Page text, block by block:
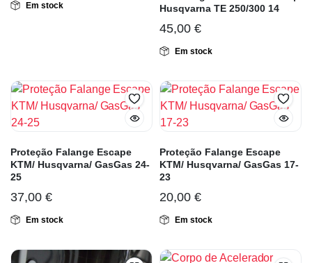
Em stock
Husqvarna TE 250/300 14
45,00 €
Em stock
Proteção Falange Escape
KTM/ Husqvarna/ GasGas 24-
25
37,00 €
Em stock
Proteção Falange Escape
KTM/ Husqvarna/ GasGas 17-
23
20,00 €
Em stock